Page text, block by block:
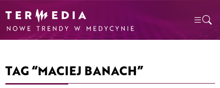
TAG “MACIEJ BANACH”